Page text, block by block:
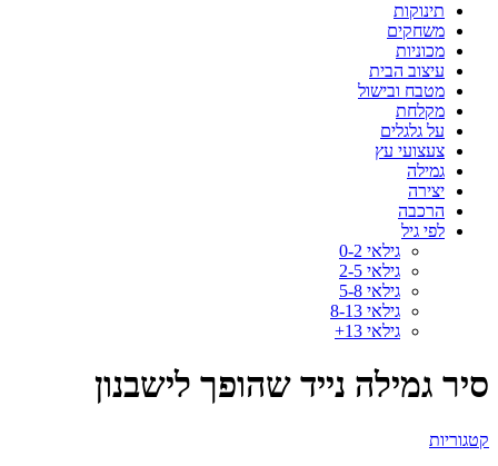
תינוקות
משחקים
מכוניות
עיצוב הבית
מטבח ובישול
מקלחת
על גלגלים
צעצועי עץ
גמילה
יצירה
הרכבה
לפי גיל
גילאי 0-2
גילאי 2-5
גילאי 5-8
גילאי 8-13
גילאי 13+
סיר גמילה נייד שהופך לישבנון
קטגוריות